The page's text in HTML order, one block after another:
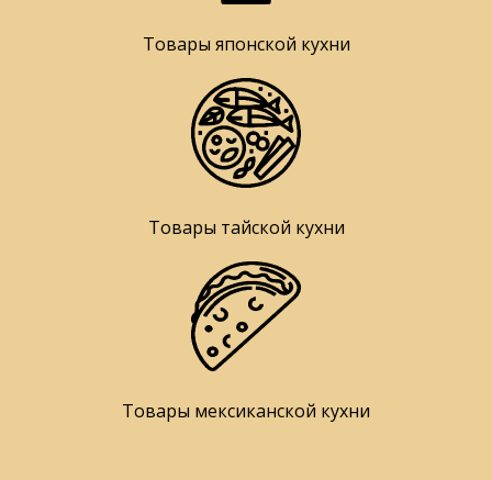
Товары японской кухни
Товары тайской кухни
Товары мексиканской кухни